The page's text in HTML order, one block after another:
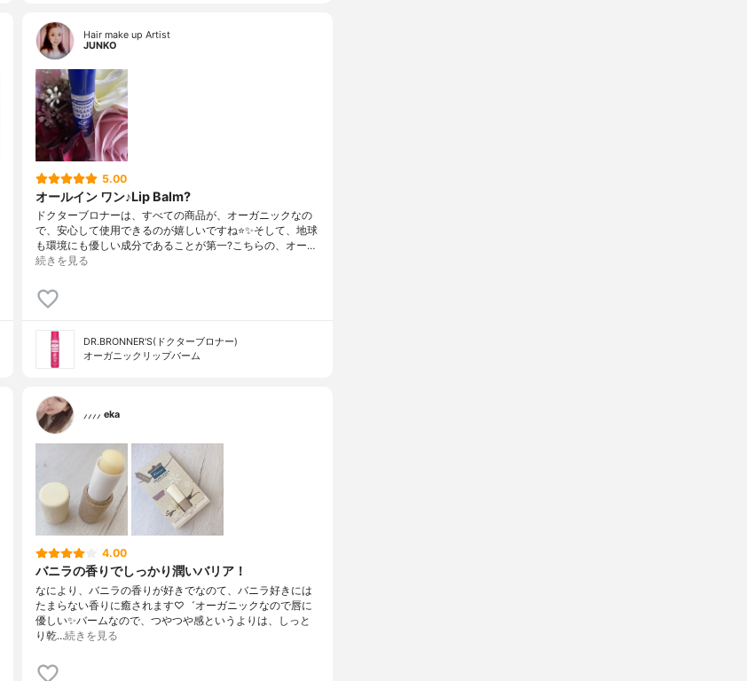
Hair make up Artist
JUNKO
5.00
オールイン ワン♪Lip Balm?
ドクターブロナーは、すべての商品が、オーガニックなの
で、安心して使用できるのが嬉しいですね⭐️✨そして、地球
も環境にも優しい成分であることが第一?こちらの、オー…
続きを見る
DR.BRONNER'S(ドクターブロナー)
オーガニックリップバーム
⸝⸝⸝⸝ eka
4.00
バニラの香りでしっかり潤いバリア！
なにより、バニラの香りが好きでなのて、バニラ好きには
たまらない香りに癒されます♡゛オーガニックなので唇に
優しい✨バームなので、つやつや感というよりは、しっと
り乾…続きを見る